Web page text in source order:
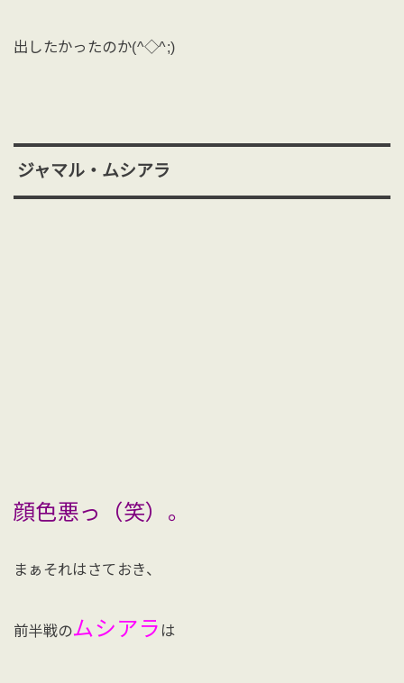
出したかったのか(^◇^;)
ジャマル・ムシアラ
顔色悪っ（笑）。
まぁそれはさておき、
前半戦のムシアラ は